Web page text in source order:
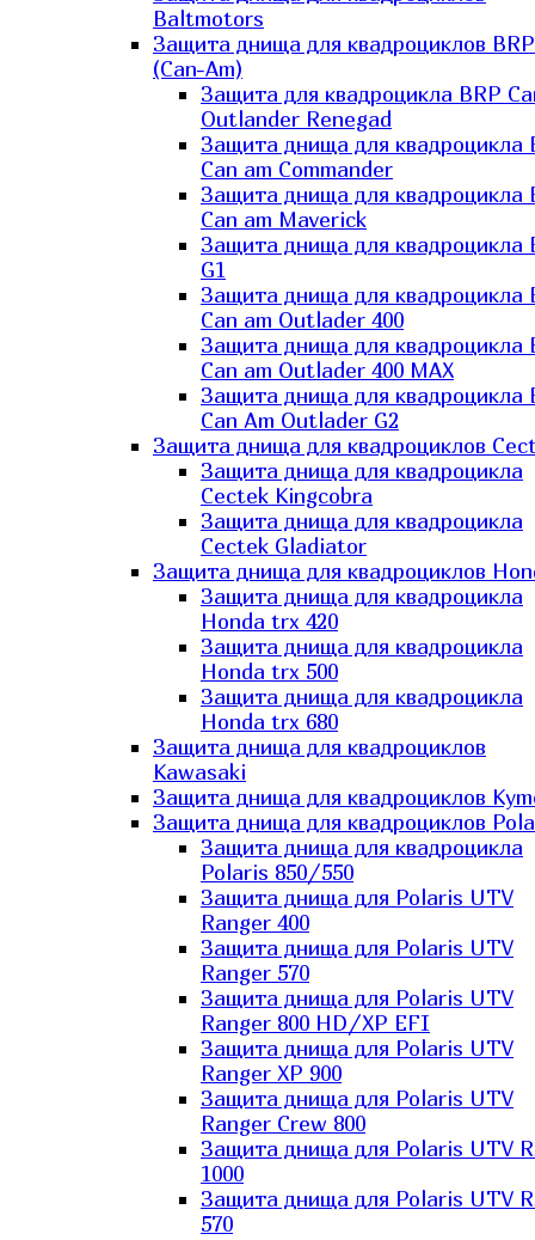
Baltmotors
Защита днища для квадроциклов BRP
(Can-Am)
Защита для квадроцикла BRP
Outlander Renegad
Защита днища для квадроцикла
Can am Commander
Защита днища для квадроцикла
Can am Maverick
Защита днища для квадроцикла
G1
Защита днища для квадроцикла
Can am Outlader 400
Защита днища для квадроцикла
Can am Outlader 400 MAX
Защита днища для квадроцикла
Can Аm Outlader G2
Защита днища для квадроциклов
Защита днища для квадроцикла
Cectek Kingcobra
Защита днища для квадроцикла
Cectek Gladiator
Защита днища для квадроциклов
Защита днища для квадроцикла
Honda trx 420
Защита днища для квадроцикла
Honda trx 500
Защита днища для квадроцикла
Honda trx 680
Защита днища для квадроциклов
Kawasaki
Защита днища для квадроциклов
Защита днища для квадроциклов
Защита днища для квадроцикла
Polaris 850/550
Защита днища для Polaris UTV
Ranger 400
Защита днища для Polaris UTV
Ranger 570
Защита днища для Polaris UTV
Ranger 800 HD/XP EFI
Защита днища для Polaris UTV
Ranger XP 900
Защита днища для Polaris UTV
Ranger Сrew 800
Защита днища для Polaris UTV
1000
Защита днища для Polaris UTV
570